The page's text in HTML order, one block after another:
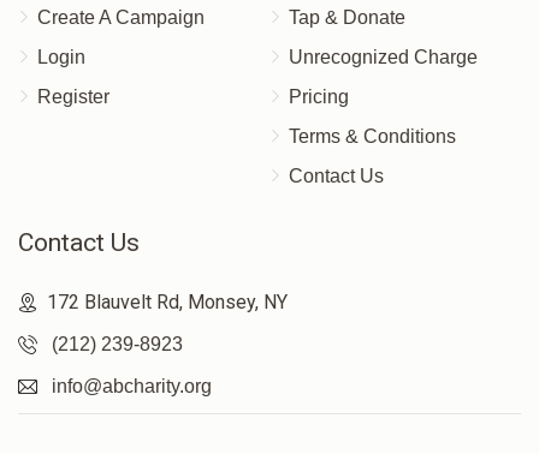
Create A Campaign
Login
Register
Tap & Donate
Unrecognized Charge
Pricing
Terms & Conditions
Contact Us
Contact Us
172 Blauvelt Rd, Monsey, NY
(212) 239-8923
info@abcharity.org